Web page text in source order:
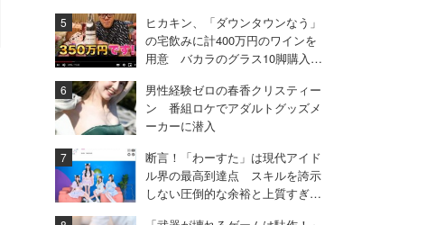
ヒカキン、「ダウンタウンなう」
の宅飲みに計400万円のワインを
用意 バカラのグラス10脚購入も
男性経験ゼロの春香クリスティー
ン 番組ロケでアダルトグッズメ
ーカーに潜入
断言！「わーすた」は現代アイド
ル界の最高到達点 スキルを誇示
しない圧倒的な余裕と上質すぎる